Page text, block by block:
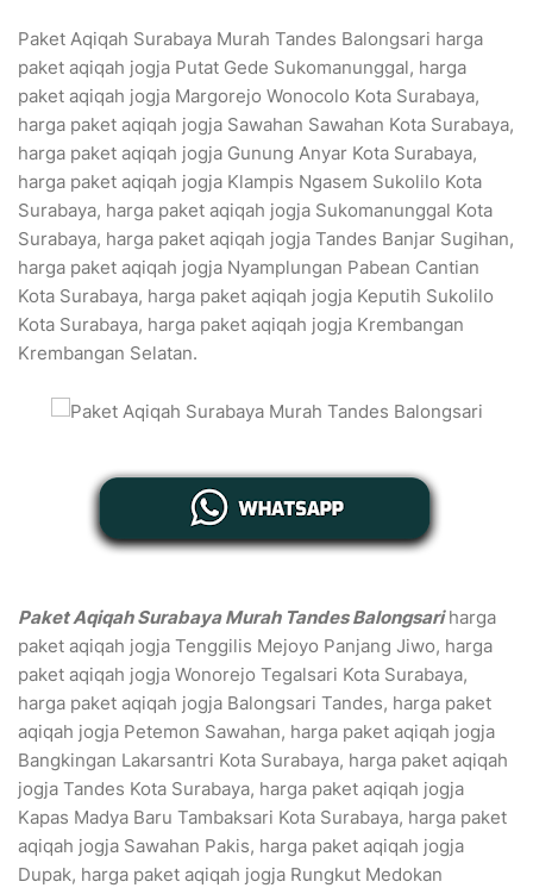
Paket Aqiqah Surabaya Murah Tandes Balongsari harga
paket aqiqah jogja Putat Gede Sukomanunggal, harga
paket aqiqah jogja Margorejo Wonocolo Kota Surabaya,
harga paket aqiqah jogja Sawahan Sawahan Kota Surabaya,
harga paket aqiqah jogja Gunung Anyar Kota Surabaya,
harga paket aqiqah jogja Klampis Ngasem Sukolilo Kota
Surabaya, harga paket aqiqah jogja Sukomanunggal Kota
Surabaya, harga paket aqiqah jogja Tandes Banjar Sugihan,
harga paket aqiqah jogja Nyamplungan Pabean Cantian
Kota Surabaya, harga paket aqiqah jogja Keputih Sukolilo
Kota Surabaya, harga paket aqiqah jogja Krembangan
Krembangan Selatan.
Paket Aqiqah Surabaya Murah Tandes Balongsariharga
paket aqiqah jogja Tenggilis Mejoyo Panjang Jiwo, harga
paket aqiqah jogja Wonorejo Tegalsari Kota Surabaya,
harga paket aqiqah jogja Balongsari Tandes, harga paket
aqiqah jogja Petemon Sawahan, harga paket aqiqah jogja
Bangkingan Lakarsantri Kota Surabaya, harga paket aqiqah
jogja Tandes Kota Surabaya, harga paket aqiqah jogja
Kapas Madya Baru Tambaksari Kota Surabaya, harga paket
aqiqah jogja Sawahan Pakis, harga paket aqiqah jogja
Dupak, harga paket aqiqah jogja Rungkut Medokan